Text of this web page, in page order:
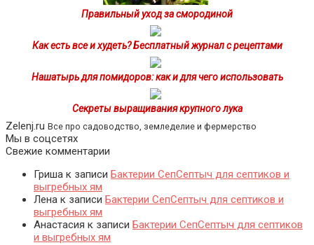
Правильный уход за смородиной
Как есть все и худеть? Бесплатный журнал с рецептами
Нашатырь для помидоров: как и для чего использовать
Секреты выращивания крупного лука
Zelenj.ru Все про садоводство, земледелие и фермерство
Мы в соцсетях
Свежие комментарии
Гриша к записи Бактерии СепСептыч для септиков и
выгребных ям
Лена к записи Бактерии СепСептыч для септиков и
выгребных ям
Анастасия к записи Бактерии СепСептыч для септиков
и выгребных ям